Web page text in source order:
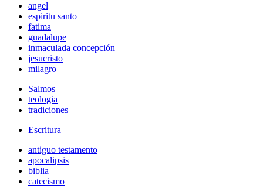
angel
espiritu santo
fatima
guadalupe
inmaculada concepción
jesucristo
milagro
Salmos
teologia
tradiciones
Escritura
antiguo testamento
apocalipsis
biblia
catecismo